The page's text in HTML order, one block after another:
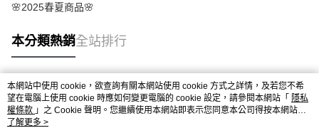
🌸2025春夏商品🌸
本分類熱銷全站排行
熱門標籤
本網站中使用 cookie，欲查詢有關本網站使用 cookie 方式之詳情，及若您不希
望在電腦上使用 cookie 時應如何變更電腦的 cookie 設定，請參閱本網站「 隱私
權條款 」之 Cookie 聲明。您繼續使用本網站即表示您同意本公司得按本網站使
用條款之 Cookie 聲明使用 cookie。
了解更多 >